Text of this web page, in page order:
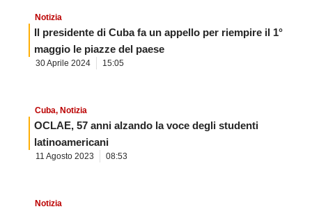
Notizia
Il presidente di Cuba fa un appello per riempire il 1°
maggio le piazze del paese
30 Aprile 2024 15:05
Cuba, Notizia
OCLAE, 57 anni alzando la voce degli studenti
latinoamericani
11 Agosto 2023 08:53
Notizia